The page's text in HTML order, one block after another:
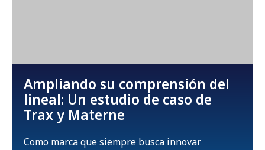
Ampliando su comprensión del
lineal: Un estudio de caso de
Trax y Materne
Como marca que siempre busca innovar